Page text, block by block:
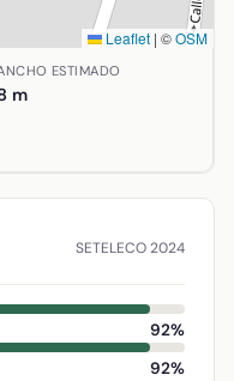
Leaflet | ©OSM
en Almodóvar del
ESTIMADO
m
SETELECO 2024
92%
92%